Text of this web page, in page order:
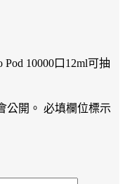
10000口12ml可抽
公開。 必填欄位標示